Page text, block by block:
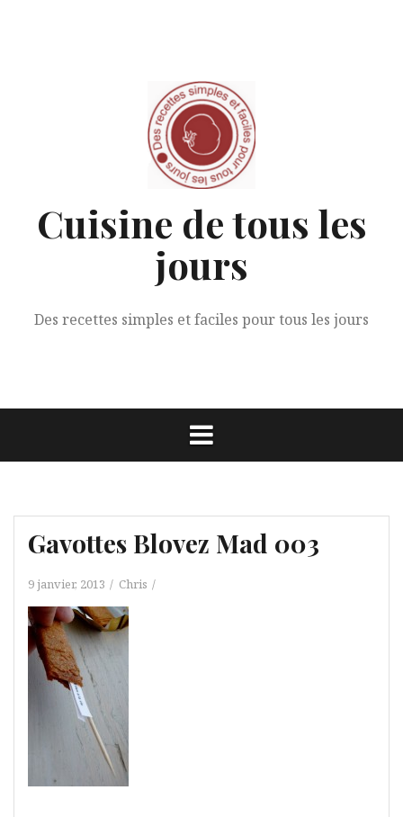
Cuisine de tous les
jours
Des recettes simples et faciles pour tous les jours
Gavottes Blovez Mad 003
9 janvier, 2013 Chris